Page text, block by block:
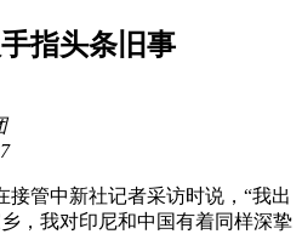
指头条旧事
管中新社记者采访时说，“我出
，我对印尼和中国有着同样深挚